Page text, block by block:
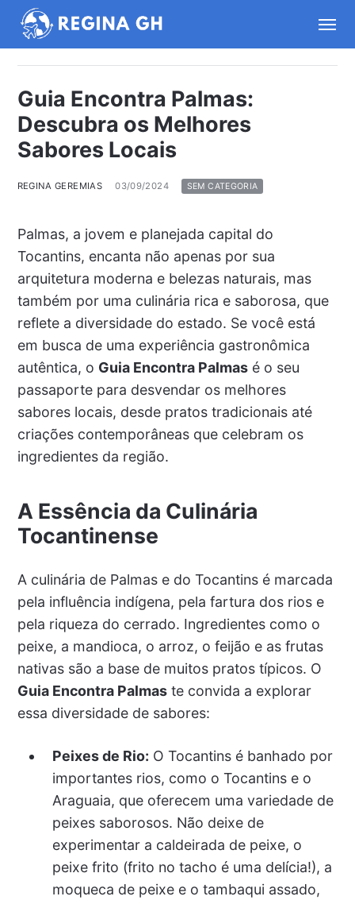
Guia Encontra Palmas:
Descubra os Melhores
Sabores Locais
REGINA GEREMIAS 03/09/2024 SEM CATEGORIA
Palmas, a jovem e planejada capital do
Tocantins, encanta não apenas por sua
arquitetura moderna e belezas naturais, mas
também por uma culinária rica e saborosa, que
reflete a diversidade do estado. Se você está
em busca de uma experiência gastronômica
autêntica, o Guia Encontra Palmasé o seu
passaporte para desvendar os melhores
sabores locais, desde pratos tradicionais até
criações contemporâneas que celebram os
ingredientes da região.
A Essência da Culinária
Tocantinense
A culinária de Palmas e do Tocantins é marcada
pela influência indígena, pela fartura dos rios e
pela riqueza do cerrado. Ingredientes como o
peixe, a mandioca, o arroz, o feijão e as frutas
nativas são a base de muitos pratos típicos. O
Guia Encontra Palmaste convida a explorar
essa diversidade de sabores:
Peixes de Rio: O Tocantins é banhado por
importantes rios, como o Tocantins e o
Araguaia, que oferecem uma variedade de
peixes saborosos. Não deixe de
experimentar a caldeirada de peixe, o
peixe frito (frito no tacho é uma delícia!), a
moqueca de peixe e o tambaqui assado,